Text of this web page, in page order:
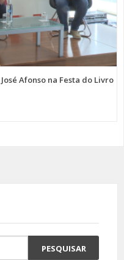
Afonso na Festa do Livro